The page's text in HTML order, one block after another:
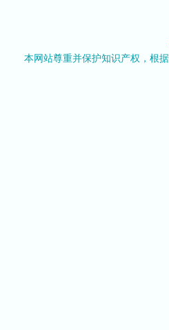
本网站尊重并保护知识产权，根